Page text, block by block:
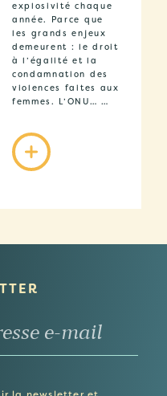
explosivité chaque
année. Parce que
les grands enjeux
demeurent : le droit
à l’égalité et la
condamnation des
violences faites aux
femmes. L’ONU… …